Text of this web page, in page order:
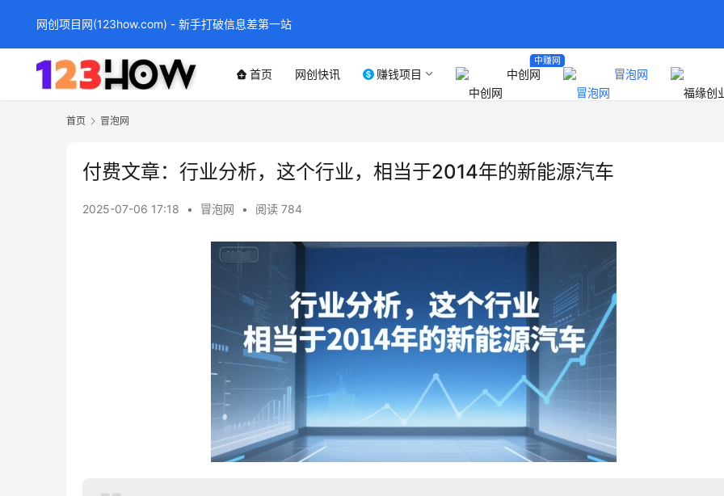
首页 网创快讯 赚钱项目 中创网
中赚网
冒泡网
首页 冒泡网
付费文章：行业分析，这个行业，相当于2014年的新能源汽车
2025-07-06 17:18 • 冒泡网 • 阅读 784
网创项目网(123how.com) - 新手打破信息差第一站